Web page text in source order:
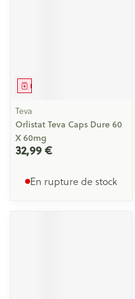
Médicament
Teva
Orlistat Teva Caps Dure 60
X 60mg
32,99 €
En rupture de stock